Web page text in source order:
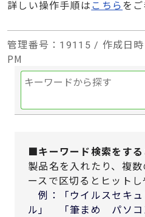
詳しい操作手順は こちらを
管理番号 ：19115 / 作成日時
PM
■キーワード検索をする
製品名を入れたり、複
ースで区切るとヒットし
例：「ウイルスセキ
ル」 「筆まめ パソコ